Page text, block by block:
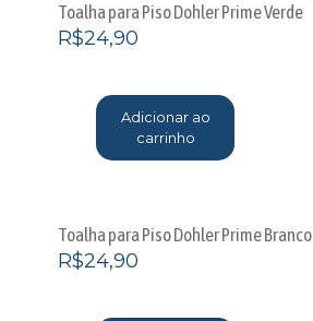
Toalha para Piso Dohler Prime Verde
R$24,90
Adicionar ao
carrinho
Toalha para Piso Dohler Prime Branco
R$24,90